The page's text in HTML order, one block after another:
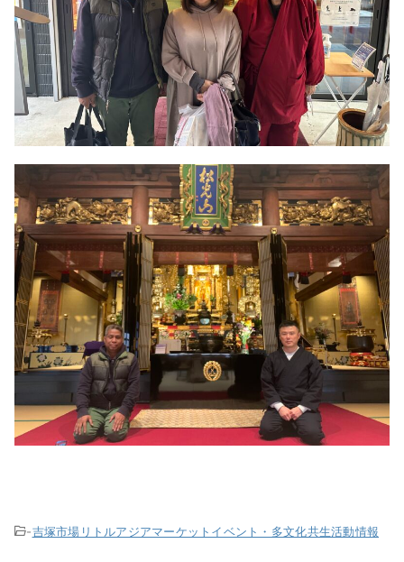
-吉塚市場リトルアジアマーケットイベント・多文化共生活動情報